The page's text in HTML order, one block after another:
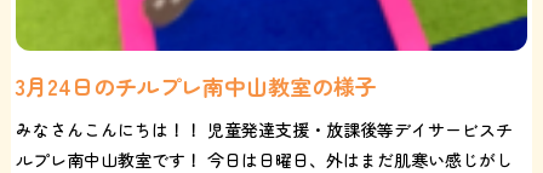
3月24日のチルプレ南中山教室の様子
みなさんこんにちは！！ 児童発達支援・放課後等デイサービスチ
ルプレ南中山教室です！ 今日は日曜日、外はまだ肌寒い感じがし